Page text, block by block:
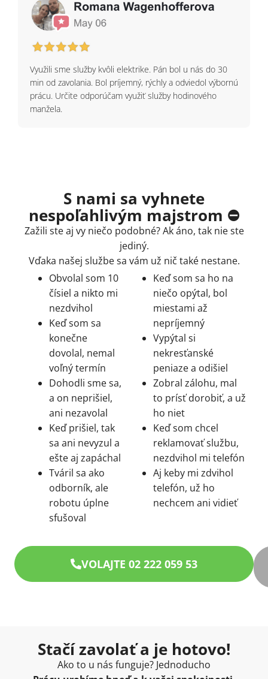
Využili sme služby kvôli elektrike. Pán bol u nás do 30
min od zavolania. Bol príjemný, rýchly a odviedol výbornú
prácu. Určite odporúčam využiť služby hodinového
manžela.
S nami sa vyhnete
nespoľahlivým majstrom ⛔
Zažili ste aj vy niečo podobné? Ak áno, tak nie ste
jediný.
Vďaka našej službe sa vám už nič také nestane.
Obvolal som 10
čísiel a nikto mi
nezdvihol
Keď som sa
konečne
dovolal, nemal
voľný termín
Dohodli sme sa,
a on neprišiel,
ani nezavolal
Keď prišiel, tak
sa ani nevyzul a
ešte aj zapáchal
Tváril sa ako
odborník, ale
robotu úplne
sfušoval
Keď som sa ho na
niečo opýtal, bol
miestami až
nepríjemný
Vypýtal si
nekresťanské
peniaze a odišiel
Zobral zálohu, mal
to prísť dorobiť, a už
ho niet
Keď som chcel
reklamovať službu,
nezdvihol mi telefón
Aj keby mi zdvihol
telefón, už ho
nechcem ani vidieť
VOLAJTE 02 222 059 53
Stačí zavolať a je hotovo!
Ako to u nás funguje? Jednoducho